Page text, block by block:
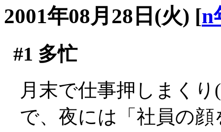
2001年08月28日(火) [n
#1 多忙
月末で仕事押しまくり
で、夜には「社員の